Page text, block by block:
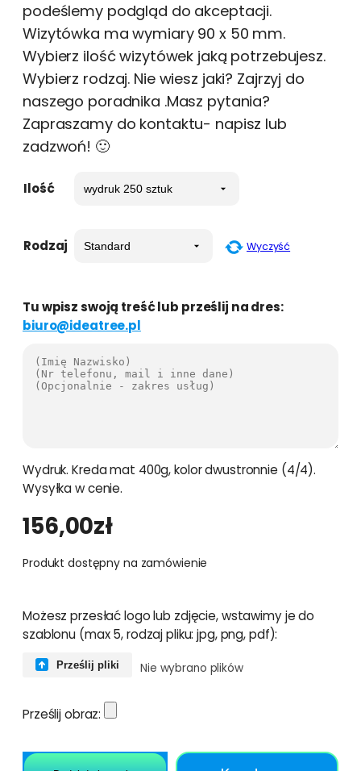
podeślemy podgląd do akceptacji.
Wizytówka ma wymiary 90 x 50 mm.
Wybierz ilość wizytówek jaką potrzebujesz.
Wybierz rodzaj. Nie wiesz jaki? Zajrzyj do
naszego poradnika .Masz pytania?
Zapraszamy do kontaktu- napisz lub
zadzwoń! 🙂
Ilość
Rodzaj Wyczyść
Tu wpisz swoją treść lub prześlij na dres:
biuro@ideatree.pl
Wydruk. Kreda mat 400g, kolor dwustronnie (4/4).
Wysyłka w cenie.
156,00zł
Produkt dostępny na zamówienie
Możesz przesłać logo lub zdjęcie, wstawimy je do
szablonu (max 5, rodzaj pliku: jpg, png, pdf):
Prześlij pliki Nie wybrano plików
Prześlij obraz: